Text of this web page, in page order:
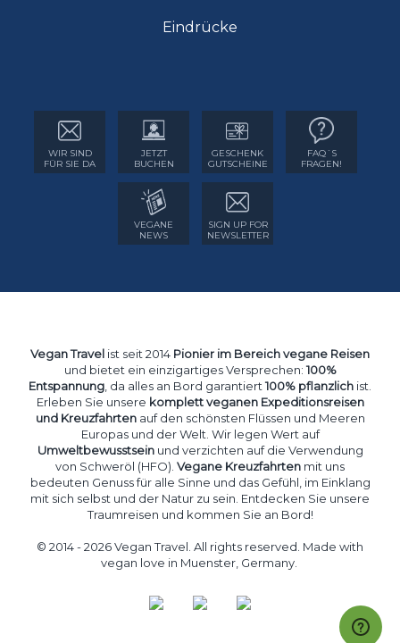
Eindrücke
WIR SIND
FÜR SIE DA
JETZT
BUCHEN
GESCHENK
GUTSCHEINE
FAQ´S
FRAGEN!
VEGANE
NEWS
SIGN UP FOR
NEWSLETTER
Vegan Travel ist seit 2014 Pionier im Bereich vegane Reisen
und bietet ein einzigartiges Versprechen: 100%
Entspannung , da alles an Bord garantiert 100% pflanzlich ist.
Erleben Sie unsere komplett veganen Expeditionsreisen
und Kreuzfahrtenauf den schönsten Flüssen und Meeren
Europas und der Welt. Wir legen Wert auf
Umweltbewusstseinund verzichten auf die Verwendung
von Schweröl (HFO). Vegane Kreuzfahrten mit uns
bedeuten Genuss für alle Sinne und das Gefühl, im Einklang
mit sich selbst und der Natur zu sein. Entdecken Sie unsere
Traumreisen und kommen Sie an Bord!
© 2014 - 2026 Vegan Travel. All rights reserved. Made with
vegan love in Muenster, Germany.